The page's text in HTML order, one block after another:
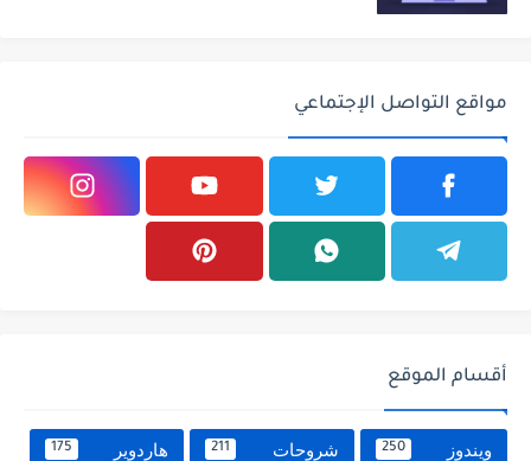
مواقع التواصل الإجتماعي
أقسام الموقع
ويندوز 250 شروحات 211 هاردوير 175